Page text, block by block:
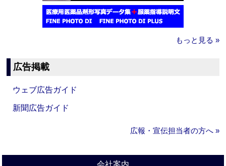
もっと見る »
広告掲載
ウェブ広告ガイド
新聞広告ガイド
広報・宣伝担当者の方へ »